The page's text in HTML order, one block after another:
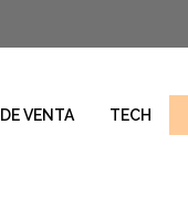
VENTA TECH